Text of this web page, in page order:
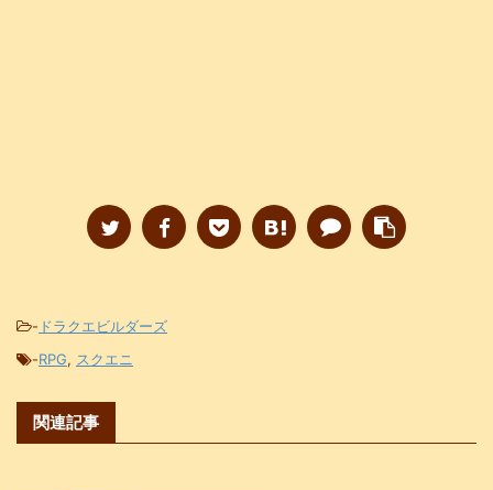
- ドラクエビルダーズ
-RPG, スクエニ
関連記事